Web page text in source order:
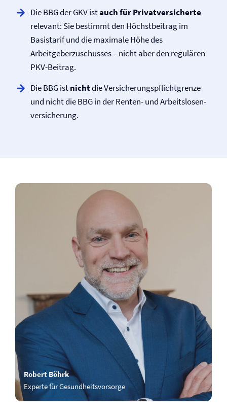
Die BBG der GKV istauchfür Privatversicherte
relevant: Sie bestimmt den Höchstbeitrag im
Basistarif und die maximale Höhe des
Arbeitgeberzuschusses – nicht aber den regulären
PKV-Beitrag.
Die BBG istnichtdie Versicherungspflicht­grenze
und nicht die BBG in der Renten- und Arbeitslosen­
versicherung.
Robert Böhrk
Experte für Gesundheitsvorsorge